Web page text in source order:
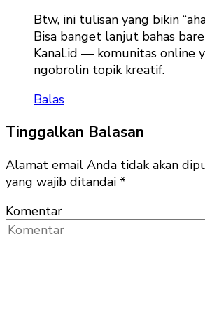
Btw, ini tulisan yang bikin
Bisa banget lanjut bahas
Kanal.id — komunitas online
ngobrolin topik kreatif.
Balas
Tinggalkan Balasan
Alamat email Anda tidak akan
yang wajib ditandai *
Komentar